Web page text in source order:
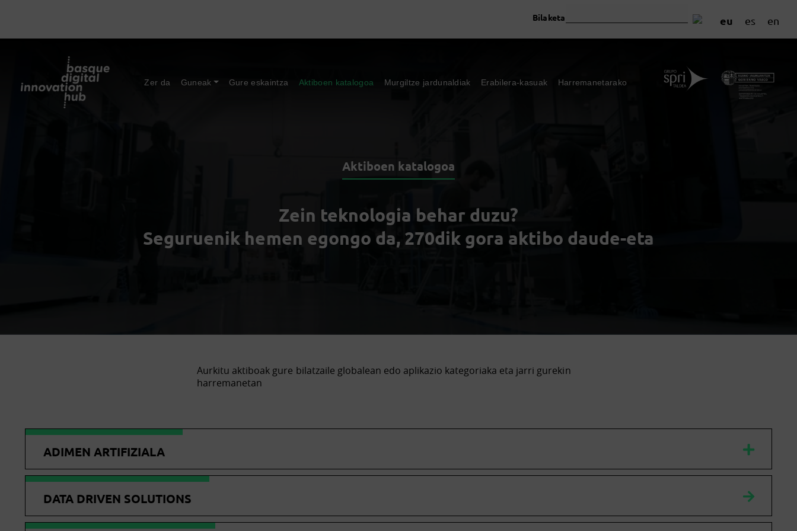
eu es en
Bilaketa
Zer da Guneak Gure eskaintza Aktiboen katalogoa Murgiltze jardunaldiak Erabilera-kasuak Harremanetarako
Aktiboen katalogoa
Zein teknologia behar duzu?
Seguruenik hemen egongo da, 270dik gora aktibo daude-eta
Aurkitu aktiboak gure bilatzaile globalean edo aplikazio kategoriaka eta jarri gurekin
harremanetan
ADIMEN ARTIFIZIALA
DATA DRIVEN SOLUTIONS